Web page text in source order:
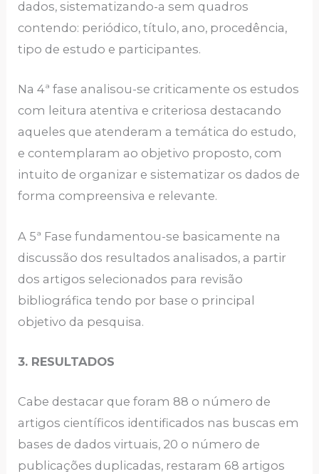
dados, sistematizando-a sem quadros
contendo: periódico, título, ano, procedência,
tipo de estudo e participantes.
Na 4ª fase analisou-se criticamente os estudos
com leitura atentiva e criteriosa destacando
aqueles que atenderam a temática do estudo,
e contemplaram ao objetivo proposto, com
intuito de organizar e sistematizar os dados de
forma compreensiva e relevante.
A 5ª Fase fundamentou-se basicamente na
discussão dos resultados analisados, a partir
dos artigos selecionados para revisão
bibliográfica tendo por base o principal
objetivo da pesquisa.
3. RESULTADOS
Cabe destacar que foram 88 o número de
artigos científicos identificados nas buscas em
bases de dados virtuais, 20 o número de
publicações duplicadas, restaram 68 artigos